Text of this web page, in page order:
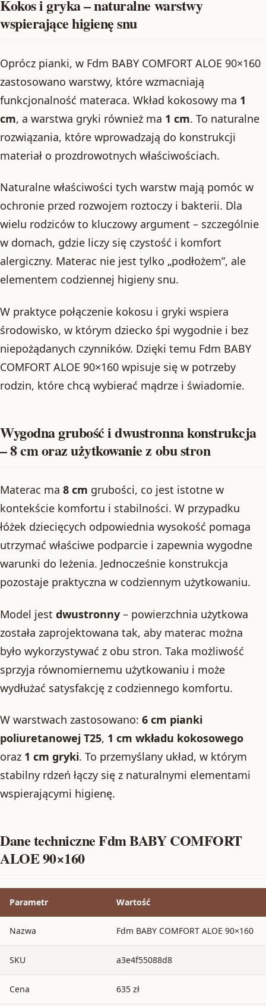
Kokos i gryka – naturalne warstwy
wspierające higienę snu
Oprócz pianki, w Fdm BABY COMFORT ALOE 90×160
zastosowano warstwy, które wzmacniają
funkcjonalność materaca. Wkład kokosowy ma 1
cm, a warstwa gryki również ma 1 cm. To naturalne
rozwiązania, które wprowadzają do konstrukcji
materiał o prozdrowotnych właściwościach.
Naturalne właściwości tych warstw mają pomóc w
ochronie przed rozwojem roztoczy i bakterii. Dla
wielu rodziców to kluczowy argument – szczególnie
w domach, gdzie liczy się czystość i komfort
alergiczny. Materac nie jest tylko „podłożem”, ale
elementem codziennej higieny snu.
W praktyce połączenie kokosu i gryki wspiera
środowisko, w którym dziecko śpi wygodnie i bez
niepożądanych czynników. Dzięki temu Fdm BABY
COMFORT ALOE 90×160 wpisuje się w potrzeby
rodzin, które chcą wybierać mądrze i świadomie.
Wygodna grubość i dwustronna konstrukcja
– 8 cm oraz użytkowanie z obu stron
Materac ma 8 cm grubości, co jest istotne w
kontekście komfortu i stabilności. W przypadku
łóżek dziecięcych odpowiednia wysokość pomaga
utrzymać właściwe podparcie i zapewnia wygodne
warunki do leżenia. Jednocześnie konstrukcja
pozostaje praktyczna w codziennym użytkowaniu.
Model jest dwustronny – powierzchnia użytkowa
została zaprojektowana tak, aby materac można
było wykorzystywać z obu stron. Taka możliwość
sprzyja równomiernemu użytkowaniu i może
wydłużać satysfakcję z codziennego komfortu.
W warstwach zastosowano: 6 cm pianki
poliuretanowej T25, 1 cm wkładu kokosowego
oraz 1 cm gryki. To przemyślany układ, w którym
stabilny rdzeń łączy się z naturalnymi elementami
wspierającymi higienę.
Dane techniczne Fdm BABY COMFORT
ALOE 90×160
Parametr Wartość
Nazwa Fdm BABY COMFORT ALOE 90×160
SKU a3e4f55088d8
Cena 635 zł